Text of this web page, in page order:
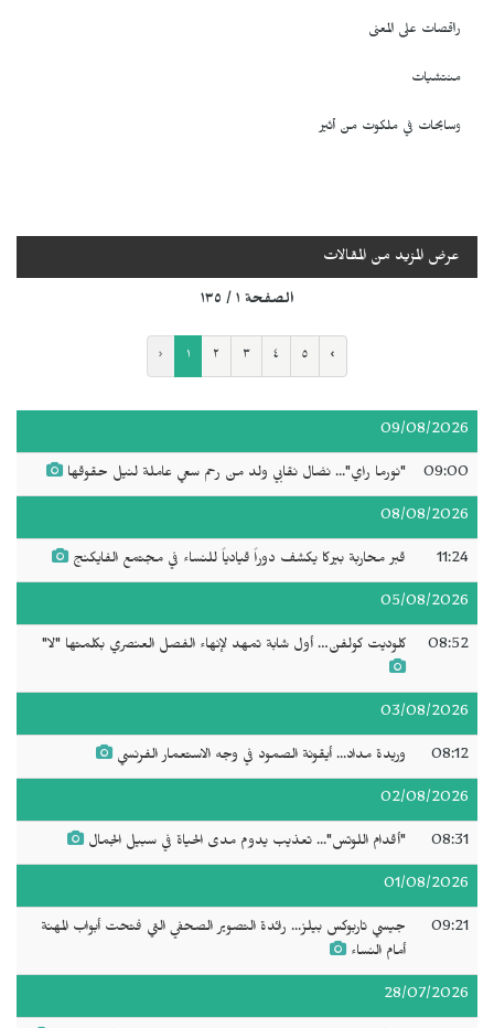
راقصات على المعنى
منتشيات
وسابحات في ملكوت من أثير
عرض المزيد من المقالات
الصفحة ١ / ١٣٥
‹ ١ ٢ ٣ ٤ ٥ ›
09/08/2026
09:00 "نورما راي"... نضال نقابي ولد من رحم سعي عاملة لنيل حقوقها
08/08/2026
11:24 قبر محاربة بيركا يكشف دوراً قيادياً للنساء في مجتمع الفايكنج
05/08/2026
08:52 كلوديت كولفن… أول شابة تمهد لإنهاء الفصل العنصري بكلمتها "لا"
03/08/2026
08:12 وريدة مداد... أيقونة الصمود في وجه الاستعمار الفرنسي
02/08/2026
08:31 "أقدام اللوتس"... تعذيب يدوم مدى الحياة في سبيل الجمال
01/08/2026
09:21
جيسي تاربوكس بيلز... رائدة التصوير الصحفي التي فتحت أبواب المهنة
أمام النساء
28/07/2026